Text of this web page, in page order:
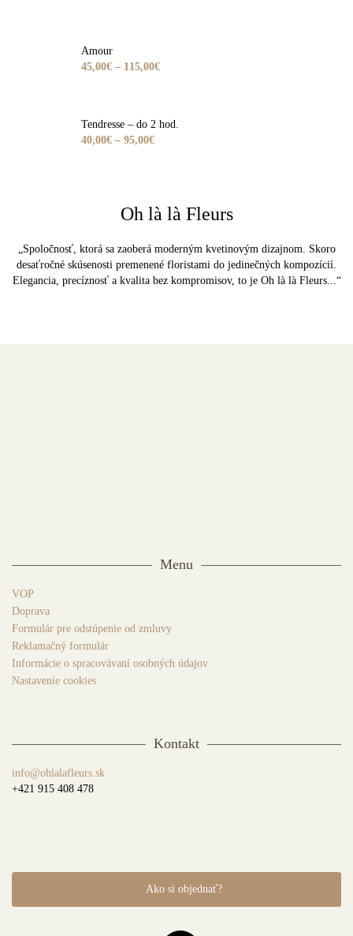
Amour
45,00€ – 115,00€
Tendresse – do 2 hod.
40,00€ – 95,00€
Oh là là Fleurs
„Spoločnosť, ktorá sa zaoberá moderným kvetinovým dizajnom. Skoro
desaťročné skúsenosti premenené floristami do jedinečných kompozícií.
Elegancia, precíznosť a kvalita bez kompromisov, to je Oh là là Fleurs...“
Menu
VOP
Doprava
Formulár pre odstúpenie od zmluvy
Reklamačný formulár
Informácie o spracovávaní osobných údajov
Nastavenie cookies
Kontakt
info@ohlalafleurs.sk
+421 915 408 478
Ako si objednať?